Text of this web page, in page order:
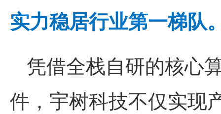
实力稳居行业第一梯队
凭借全栈自研的核心
件， 宇树科技不仅实现